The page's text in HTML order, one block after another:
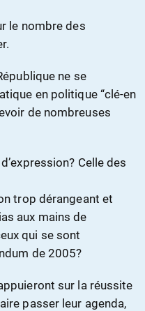
le nombre des
ne se
en politique “clé-en
de nombreuses
Celle des
trop dérangeant et
aux mains de
qui se sont
de 2005?
sur la réussite
passer leur agenda,